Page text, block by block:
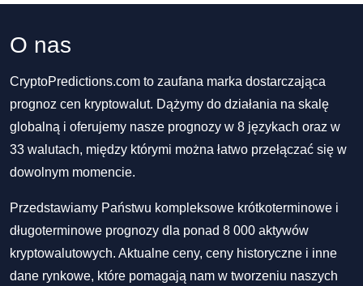
O nas
CryptoPredictions.com to zaufana marka dostarczająca
prognoz cen kryptowalut. Dążymy do działania na skalę
globalną i oferujemy nasze prognozy w 8 językach oraz w
33 walutach, między którymi można łatwo przełączać się w
dowolnym momencie.
Przedstawiamy Państwu kompleksowe krótkoterminowe i
długoterminowe prognozy dla ponad 8 000 aktywów
kryptowalutowych. Aktualne ceny, ceny historyczne i inne
dane rynkowe, które pomagają nam w tworzeniu naszych